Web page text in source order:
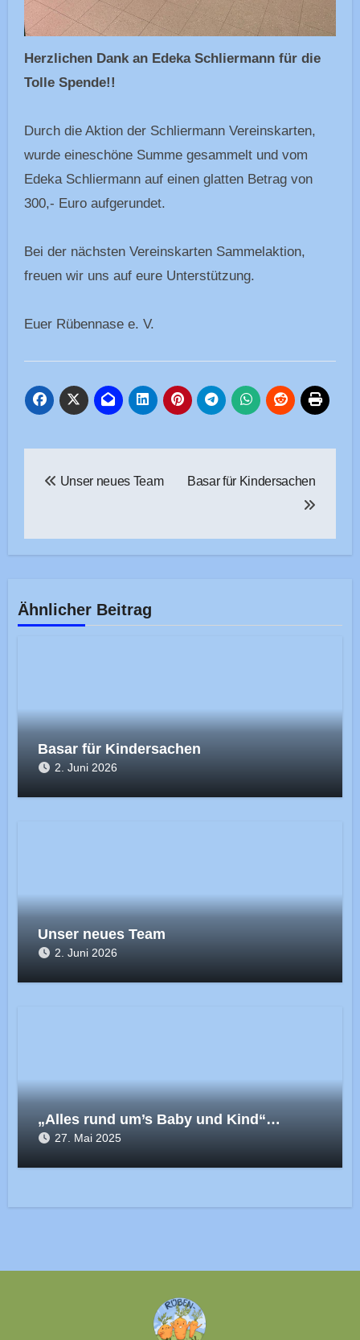
Herzlichen Dank an Edeka Schliermann für die
Tolle Spende!!
Durch die Aktion der Schliermann Vereinskarten,
wurde eineschöne Summe gesammelt und vom
Edeka Schliermann auf einen glatten Betrag von
300,- Euro aufgerundet.
Bei der nächsten Vereinskarten Sammelaktion,
freuen wir uns auf eure Unterstützung.
Euer Rübennase e. V.
Unser neues Team Basar für Kindersachen
Ähnlicher Beitrag
Basar für Kindersachen
2. Juni 2026
Unser neues Team
2. Juni 2026
„Alles rund um’s Baby und Kind“…
27. Mai 2025